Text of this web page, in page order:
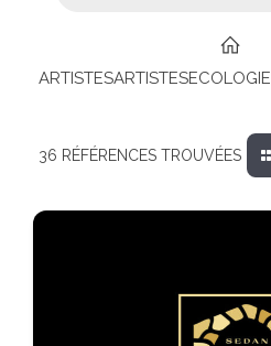
ARTISTESARTISTESECOLOGIE
36 RÉFÉRENCES TROUVÉES